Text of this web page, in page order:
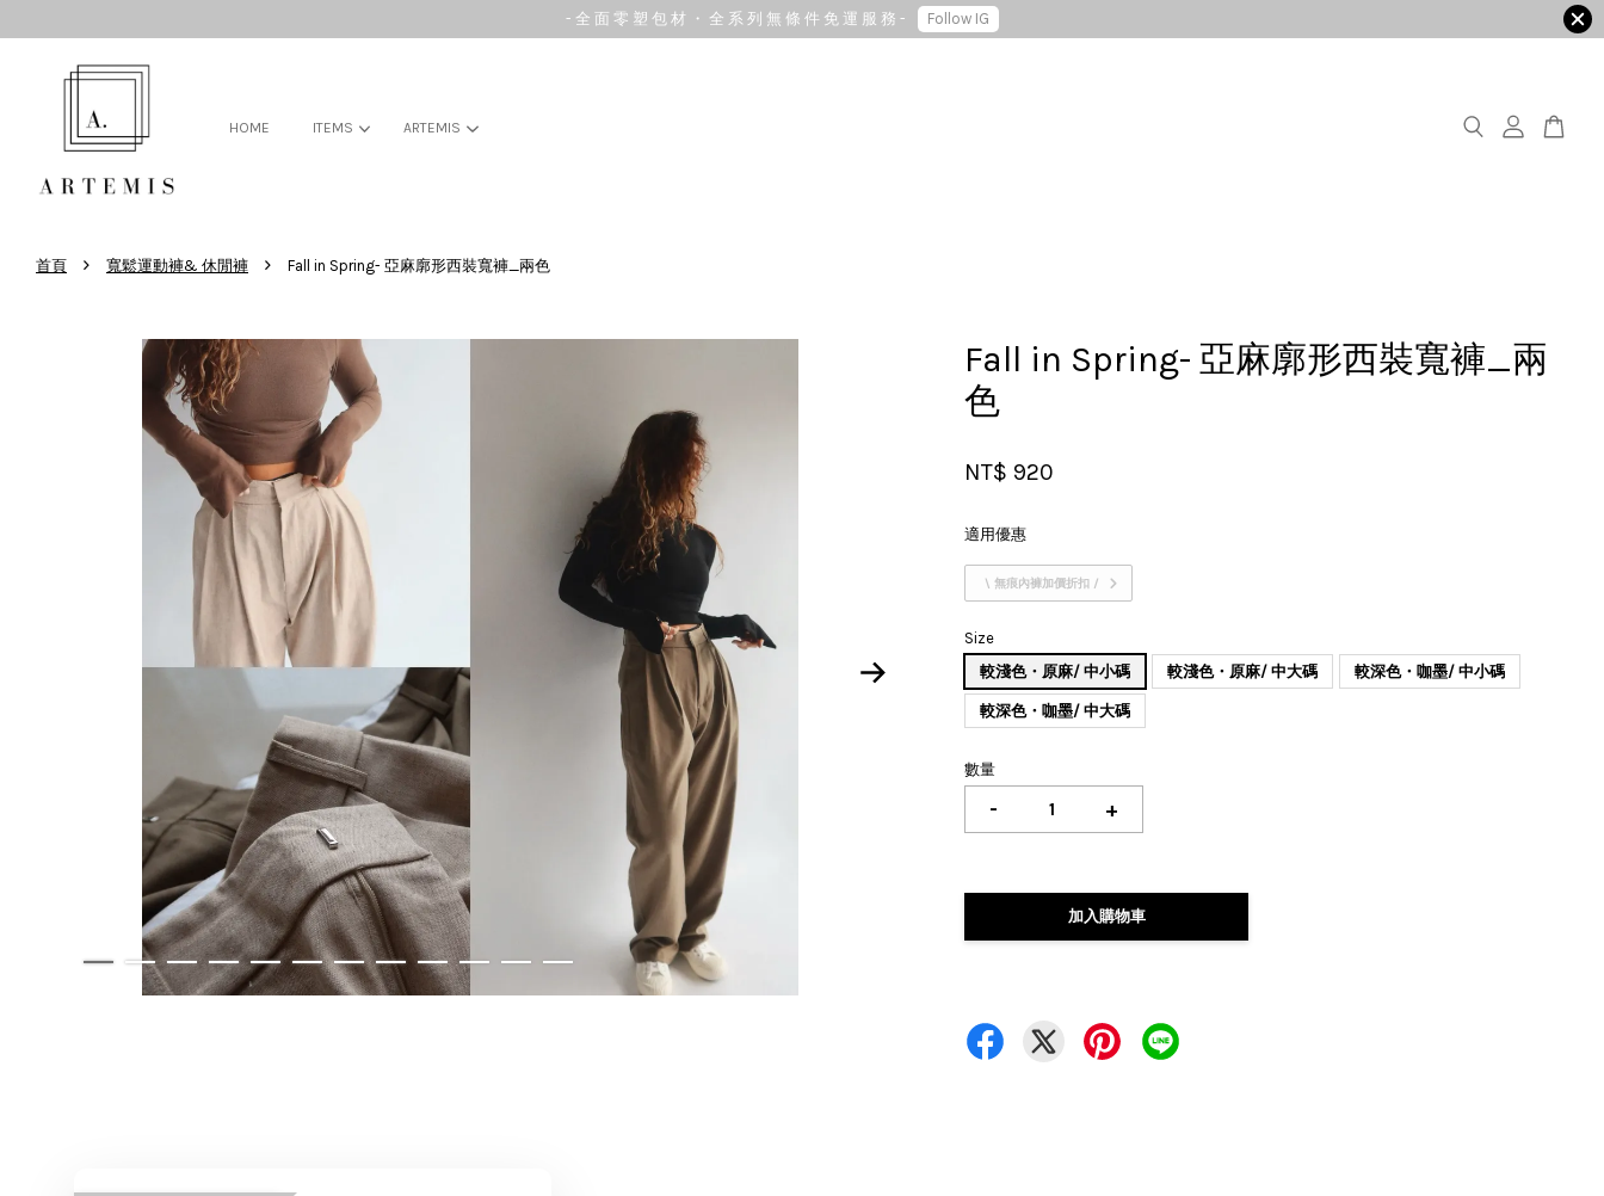
- 全 面 零 塑 包 材 ・ 全 系 列 無 條 件 免 運 服 務 - Follow IG
HOME ITEMS ARTEMIS
首頁 › 寬鬆運動褲& 休閒褲 › Fall in Spring- 亞麻廓形西裝寬褲_兩色
Fall in Spring- 亞麻廓形西裝寬褲_兩
色
NT$ 920
適用優惠
\ 無痕內褲加價折扣 /
Size
較淺色・原麻/ 中小碼
較淺色・原麻/ 中大碼 較深色・咖墨/ 中小碼
較深色・咖墨/ 中大碼
數量
- +
加入購物車